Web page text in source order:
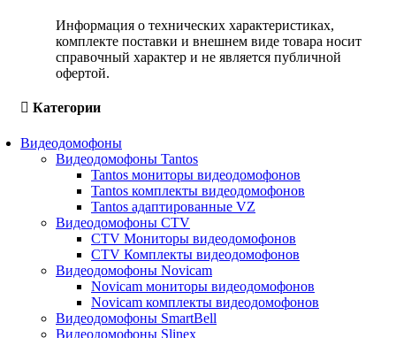
Информация о технических характеристиках,
комплекте поставки и внешнем виде товара носит
справочный характер и не является публичной
офертой.
Категории
Видеодомофоны
Видеодомофоны Tantos
Tantos мониторы видеодомофонов
Tantos комплекты видеодомофонов
Tantos адаптированные VZ
Видеодомофоны CTV
CTV Мониторы видеодомофонов
CTV Комплекты видеодомофонов
Видеодомофоны Novicam
Novicam мониторы видеодомофонов
Novicam комплекты видеодомофонов
Видеодомофоны SmartBell
Видеодомофоны Slinex